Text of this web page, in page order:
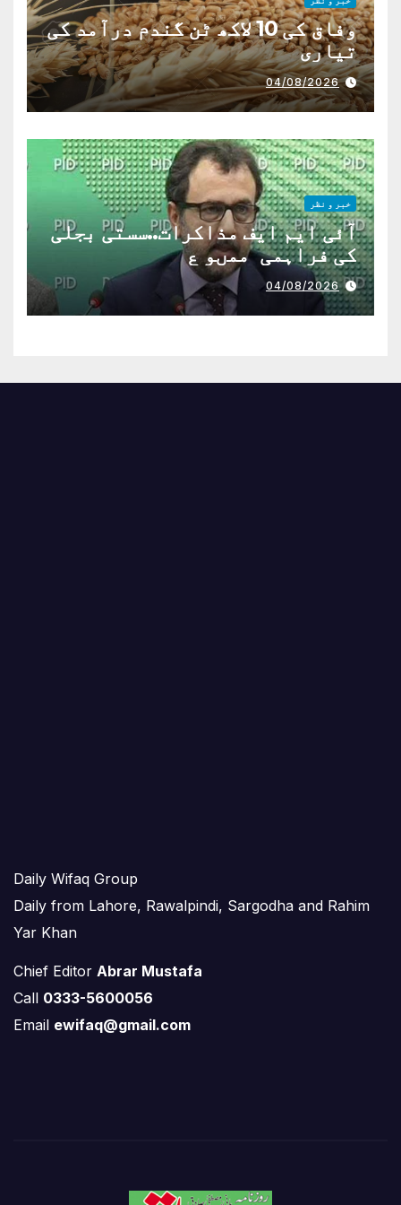
وفاق کی 10 لاکھ ٹن گندم درآمد کی
تیاری
04/08/2026
خبر و نظر
آئی ایم ایف مذاکرات..سستی بجلی
کی فراہمی ممںو ع
04/08/2026
Daily Wifaq Group
Daily from Lahore, Rawalpindi, Sargodha and Rahim
Yar Khan
Chief Editor Abrar Mustafa
Call 0333-5600056
Email ewifaq@gmail.com